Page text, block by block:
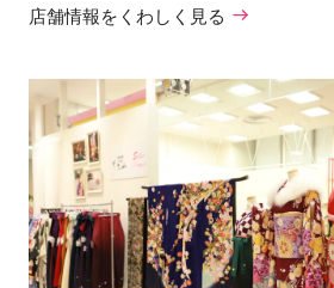
店舗情報をくわしく見る